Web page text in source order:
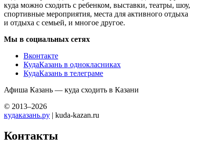
куда можно сходить с ребенком, выставки, театры, шоу,
спортивные мероприятия, места для активного отдыха
и отдыха с семьей, и многое другое.
Мы в социальных сетях
Вконтакте
КудаКазань в однокласниках
КудаКазань в телеграме
Афиша Казань — куда сходить в Казани
© 2013–2026
кудаказань.ру | kuda-kazan.ru
Контакты